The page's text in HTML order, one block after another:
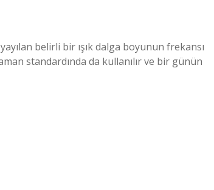
belirli bir ışık dalga boyunun frekansı
standardında da kullanılır ve bir günün